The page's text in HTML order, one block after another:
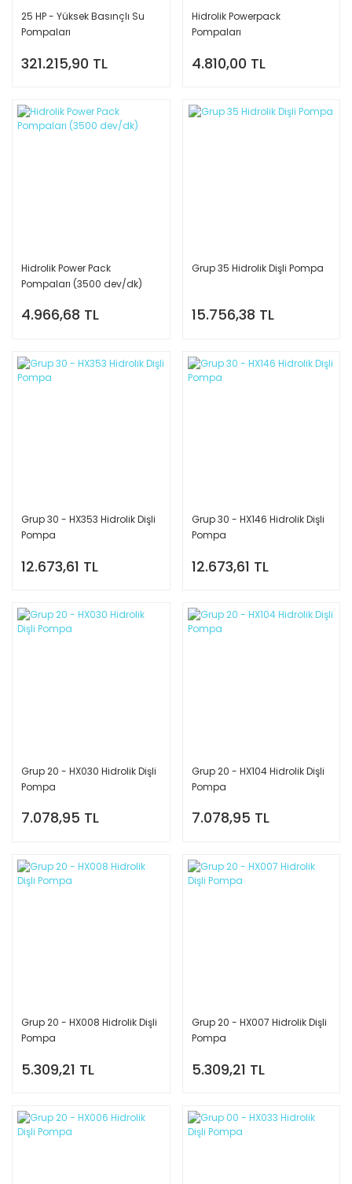
25 HP - Yüksek Basınçlı Su
Pompaları
321.215,90 TL
Hidrolik Powerpack
Pompaları
4.810,00 TL
Hidrolik Power Pack
Pompaları (3500 dev/dk)
4.966,68 TL
Grup 35 Hidrolik Dişli Pompa
15.756,38 TL
Grup 30 - HX353 Hidrolik Dişli
Pompa
12.673,61 TL
Grup 30 - HX146 Hidrolik Dişli
Pompa
12.673,61 TL
Grup 20 - HX030 Hidrolik Dişli
Pompa
7.078,95 TL
Grup 20 - HX104 Hidrolik Dişli
Pompa
7.078,95 TL
Grup 20 - HX008 Hidrolik Dişli
Pompa
5.309,21 TL
Grup 20 - HX007 Hidrolik Dişli
Pompa
5.309,21 TL